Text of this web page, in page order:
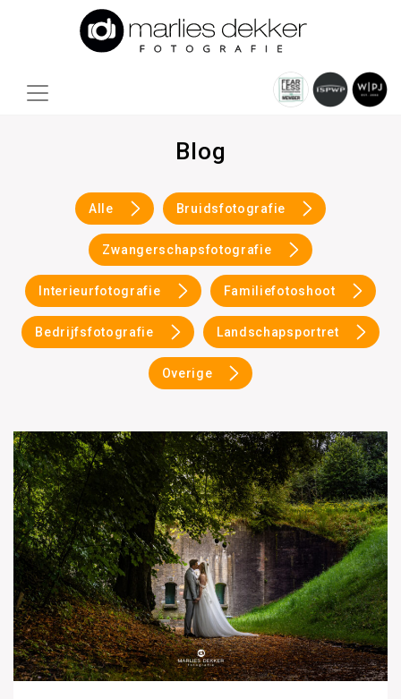
Blog
Alle Bruidsfotografie
Zwangerschapsfotografie
Interieurfotografie Familiefotoshoot
Bedrijfsfotografie Landschapsportret
Overige